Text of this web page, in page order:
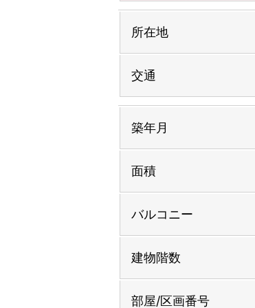
所在地
交通
築年月
面積
バルコニー
建物階数
部屋/区画番号